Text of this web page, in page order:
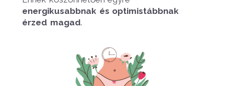
energikusabbnak és optimistábbnak
érzed magad.